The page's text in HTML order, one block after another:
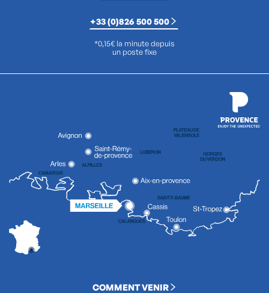
+33 (0)826 500 500
*0,15€ la minute depuis
un poste fixe
COMMENT VENIR